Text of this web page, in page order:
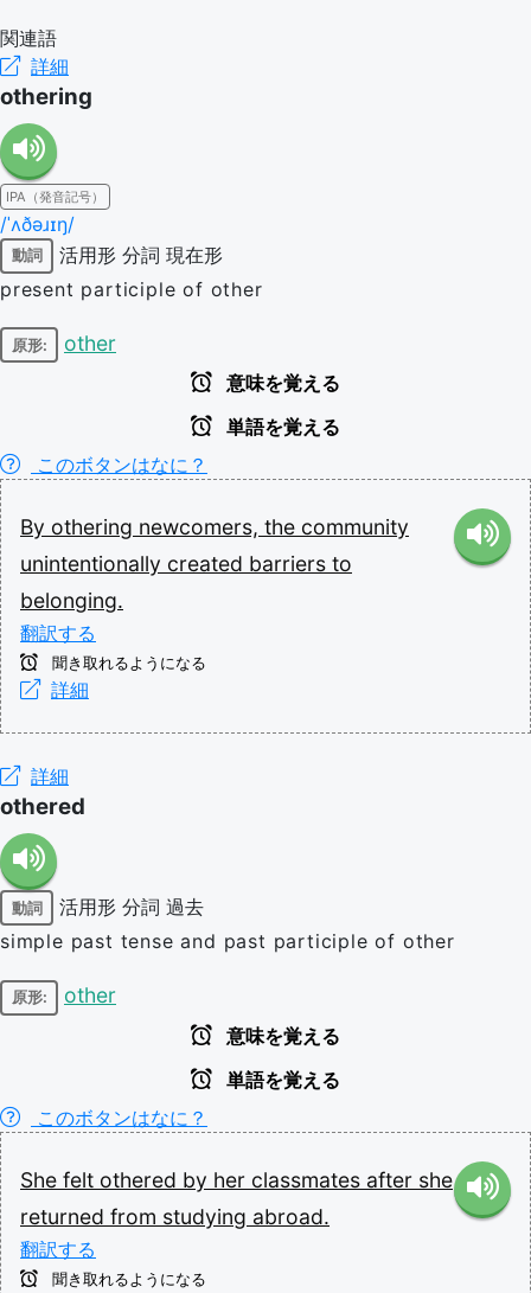
関連語
詳細
othering
IPA（発音記号）
/ˈʌðəɹɪŋ/
動詞 活用形 分詞 現在形
present participle of other
原形: other
意味を覚える
単語を覚える
このボタンはなに？
By othering newcomers, the community
unintentionally created barriers to
belonging.
翻訳する
聞き取れるようになる
詳細
詳細
othered
動詞 活用形 分詞 過去
simple past tense and past participle of other
原形: other
意味を覚える
単語を覚える
このボタンはなに？
She felt othered by her classmates after she
returned from studying abroad.
翻訳する
聞き取れるようになる